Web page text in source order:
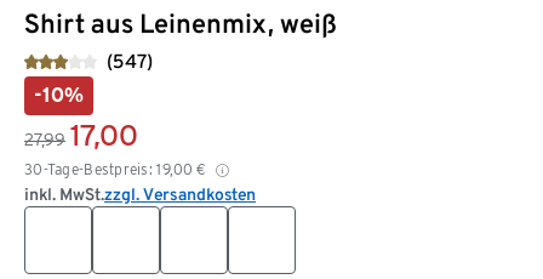
Shirt aus Leinenmix, weiß
(547)
-10%
27,99 17,00
30-Tage-Bestpreis: 19,00 €
inkl. MwSt.zzgl. Versandkosten